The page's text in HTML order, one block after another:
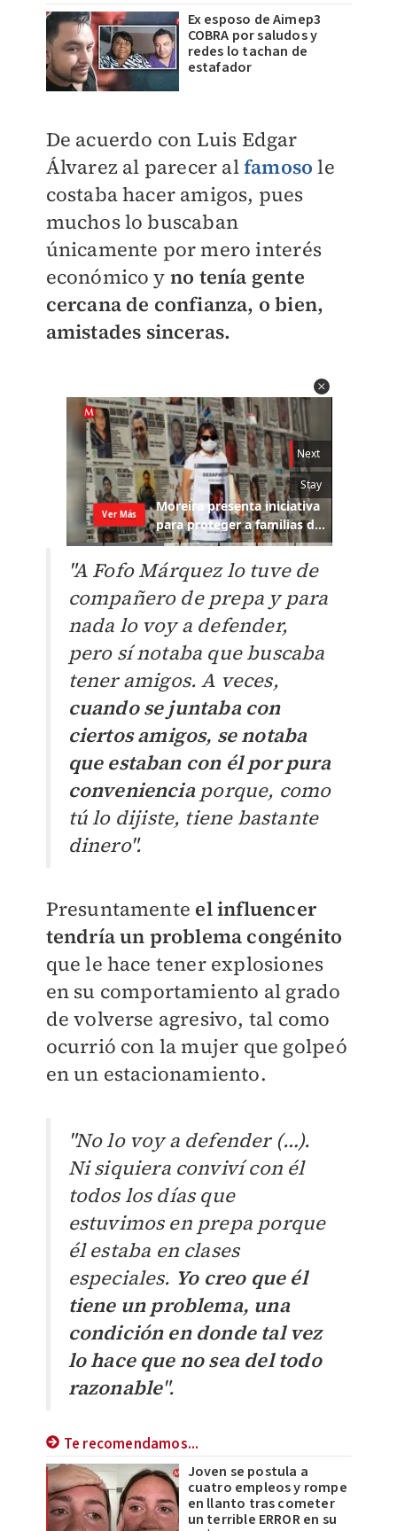
Ex esposo de Aimep3
COBRA por saludos y
redes lo tachan de
estafador
De acuerdo con Luis Edgar
Álvarez al parecer alfamoso le
costaba hacer amigos, pues
muchos lo buscaban
únicamente por mero interés
económico y no tenía gente
cercana de confianza, o bien,
amistades sinceras.
"A Fofo Márquez lo tuve de
compañero de prepa y para
nada lo voy a defender,
pero sí notaba que buscaba
tener amigos. A veces,
cuando se juntaba con
ciertos amigos, se notaba
que estaban con él por pura
convenienciaporque, como
tú lo dijiste, tiene bastante
dinero".
Presuntamente el influencer
tendría un problema congénito
que le hace tener explosiones
en su comportamiento al grado
de volverse agresivo, tal como
ocurrió con la mujer que golpeó
en un estacionamiento.
"No lo voy a defender (…).
Ni siquiera conviví con él
todos los días que
estuvimos en prepa porque
él estaba en clases
especiales. Yo creo que él
tiene un problema, una
condición en donde tal vez
lo hace que no sea del todo
razonable".
Te recomendamos...
Joven se postula a
cuatro empleos y rompe
en llanto tras cometer
un terrible ERROR en su